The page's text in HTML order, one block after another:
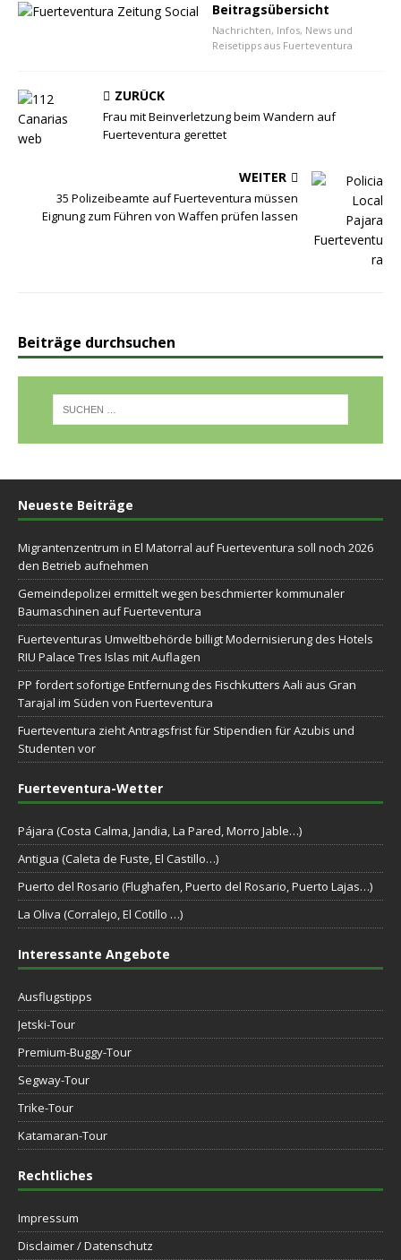
Beitragsübersicht
Nachrichten, Infos, News und
Reisetipps aus Fuerteventura
ZURÜCK
Frau mit Beinverletzung beim Wandern auf
Fuerteventura gerettet
WEITER
35 Polizeibeamte auf Fuerteventura müssen
Eignung zum Führen von Waffen prüfen lassen
Beiträge durchsuchen
Neueste Beiträge
Migrantenzentrum in El Matorral auf Fuerteventura soll noch 2026
den Betrieb aufnehmen
Gemeindepolizei ermittelt wegen beschmierter kommunaler
Baumaschinen auf Fuerteventura
Fuerteventuras Umweltbehörde billigt Modernisierung des Hotels
RIU Palace Tres Islas mit Auflagen
PP fordert sofortige Entfernung des Fischkutters Aali aus Gran
Tarajal im Süden von Fuerteventura
Fuerteventura zieht Antragsfrist für Stipendien für Azubis und
Studenten vor
Fuerteventura-Wetter
Pájara (Costa Calma, Jandia, La Pared, Morro Jable…)
Antigua (Caleta de Fuste, El Castillo…)
Puerto del Rosario (Flughafen, Puerto del Rosario, Puerto Lajas…)
La Oliva (Corralejo, El Cotillo …)
Interessante Angebote
Ausflugstipps
Jetski-Tour
Premium-Buggy-Tour
Segway-Tour
Trike-Tour
Katamaran-Tour
Rechtliches
Impressum
Disclaimer / Datenschutz